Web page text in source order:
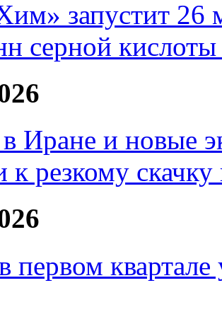
запустит 26
серной кислоты
Иране и новые
к резкому
первом